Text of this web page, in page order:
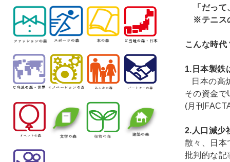
「だって
※テニ
こんな時
1. 日本製鉄
日本の高
その資金
(月刊
2. 人口減少
散々、日本
批判的な記